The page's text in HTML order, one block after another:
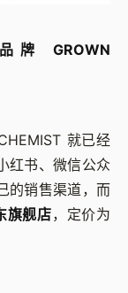
品牌 GROWN
就已经
红书、微信公众
的销售渠道，而
旗舰店，定价为